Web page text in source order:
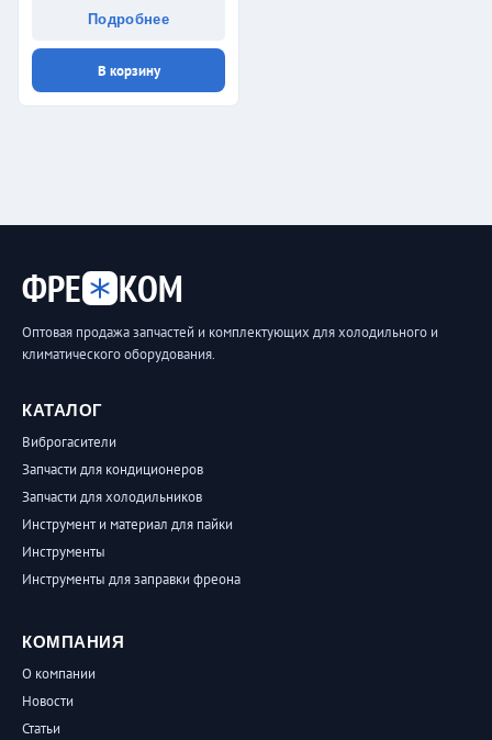
Подробнее
В корзину
ФРЕ КОМ
Оптовая продажа запчастей и комплектующих для холодильного и
климатического оборудования.
КАТАЛОГ
Виброгасители
Запчасти для кондиционеров
Запчасти для холодильников
Инструмент и материал для пайки
Инструменты
Инструменты для заправки фреона
КОМПАНИЯ
О компании
Новости
Статьи